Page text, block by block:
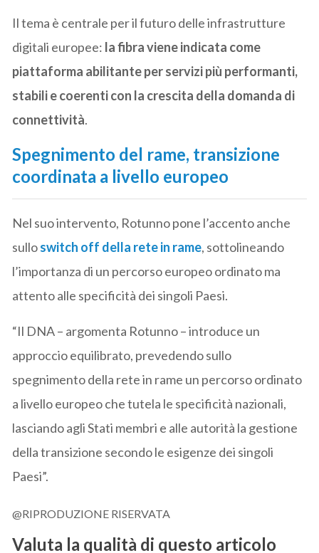
Il tema è centrale per il futuro delle infrastrutture
digitali europee: la fibra viene indicata come
piattaforma abilitante per servizi più performanti,
stabili e coerenti con la crescita della domanda di
connettività.
Spegnimento del rame, transizione
coordinata a livello europeo
Nel suo intervento, Rotunno pone l’accento anche
sulloswitch off della rete in rame, sottolineando
l’importanza di un percorso europeo ordinato ma
attento alle specificità dei singoli Paesi.
“Il DNA – argomenta Rotunno – introduce un
approccio equilibrato, prevedendo sullo
spegnimento della rete in rame un percorso ordinato
a livello europeo che tutela le specificità nazionali,
lasciando agli Stati membri e alle autorità la gestione
della transizione secondo le esigenze dei singoli
Paesi”.
@RIPRODUZIONE RISERVATA
Valuta la qualità di questo articolo